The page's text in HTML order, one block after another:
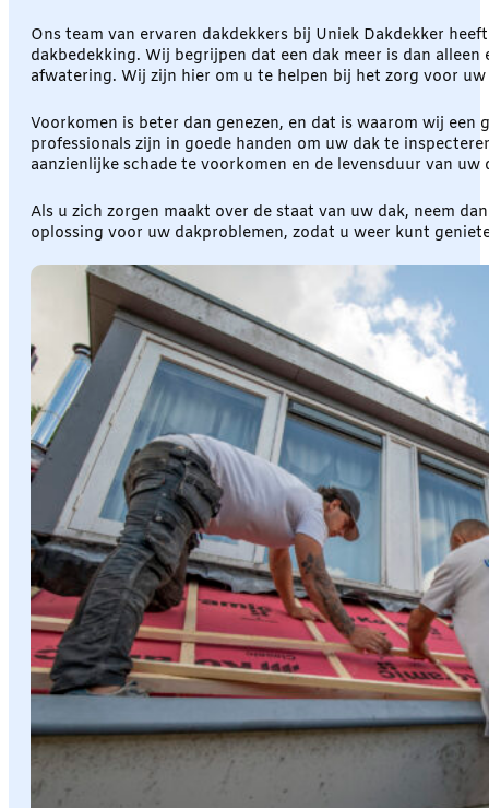
Ons team van ervaren dakdekkers bij Uniek Dakdekker
dakbedekking. Wij begrijpen dat een dak meer is dan
afwatering. Wij zijn hier om u te helpen bij het zorg voor
Voorkomen is beter dan genezen, en dat is waarom wij
professionals zijn in goede handen om uw dak te
aanzienlijke schade te voorkomen en de levensduur van
Als u zich zorgen maakt over de staat van uw dak, neem
oplossing voor uw dakproblemen, zodat u weer kunt